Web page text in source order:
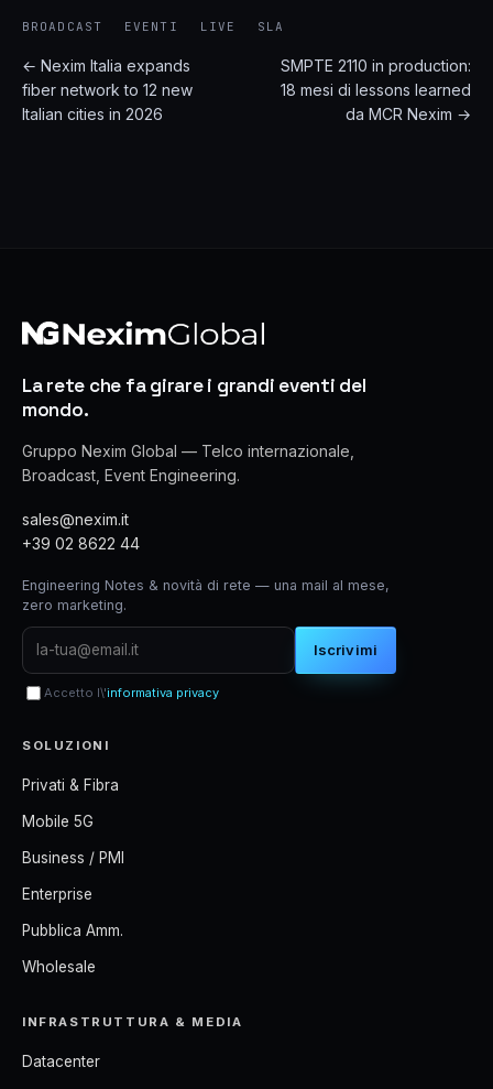
BROADCAST EVENTI LIVE SLA
← Nexim Italia expands
fiber network to 12 new
Italian cities in 2026
SMPTE 2110 in production:
18 mesi di lessons learned
da MCR Nexim →
La rete che fa girare i grandi eventi del
mondo.
Gruppo Nexim Global — Telco internazionale,
Broadcast, Event Engineering.
sales@nexim.it
+39 02 8622 44
Engineering Notes & novità di rete — una mail al mese,
zero marketing.
Iscrivimi
Accetto l\'informativa privacy
SOLUZIONI
Privati & Fibra
Mobile 5G
Business / PMI
Enterprise
Pubblica Amm.
Wholesale
INFRASTRUTTURA & MEDIA
Datacenter